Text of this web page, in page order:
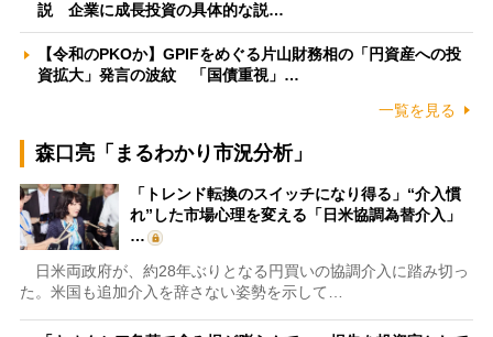
説 企業に成長投資の具体的な説…
【令和のPKOか】GPIFをめぐる片山財務相の「円資産への投
資拡大」発言の波紋 「国債重視」…
一覧を見る
森口亮「まるわかり市況分析」
「トレンド転換のスイッチになり得る」“介入慣
れ”した市場心理を変える「日米協調為替介入」
…
日米両政府が、約28年ぶりとなる円買いの協調介入に踏み切っ
た。米国も追加介入を辞さない姿勢を示して…